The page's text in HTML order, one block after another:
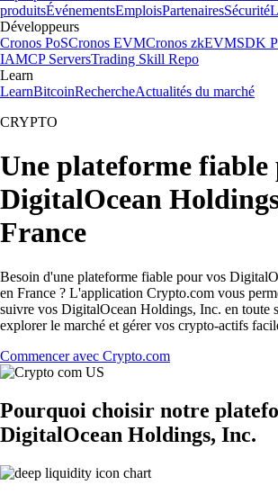
produitsÉvénementsEmploisPartenairesSécurité
Développeurs
Cronos PoSCronos EVMCronos zkEVMSDK
IAMCP ServersTrading Skill Repo
Learn
LearnBitcoinRechercheActualités du marché
CRYPTO
Une plateforme fiable
DigitalOcean
France
Besoin d'une plateforme fiable pour vos
en France ? L'application Crypto.com vous
suivre vos DigitalOcean Holdings, Inc. en toute
explorer le marché et gérer vos crypto-actifs
Commencer avec Crypto.com
Pourquoi choisir notre
DigitalOcean Holdings, Inc.